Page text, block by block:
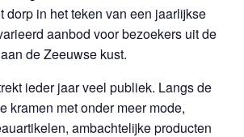
dorp in het teken van een jaarlijkse
aanbod voor bezoekers uit de
de Zeeuwse kust.
ieder jaar veel publiek. Langs de
kramen met onder meer mode,
ambachtelijke producten